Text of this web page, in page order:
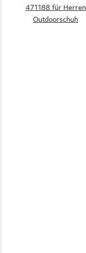
471188 für Herren
Outdoorschuh